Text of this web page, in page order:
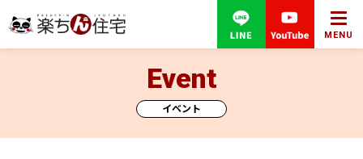
MENU
イベント
Event